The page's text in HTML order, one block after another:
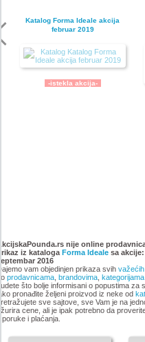
Katalog Forma Ideale akcija
februar 2019
-istekla akcija-
namestaja, akcija 6. novembar
do 9. decembar 2018
-istekla akcija-
nije online
iz kataloga Forma Idealesa akcije:
2016
vam objedinjen prikaza svih
prodavnicama, brandovima, kategorijama
što bolje informisani o popustima za
pronađite željeni proizvod iz neke od
sve sajtove, sve Vam je na
cene, ali je ipak potrebno da
i plaćanja.